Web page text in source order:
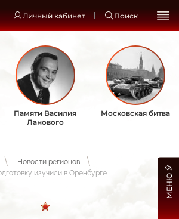
Личный кабинет Поиск
Памяти Василия
Ланового
Московская битва
Новости регионов
изучили в Оренбурге
МЕНЮ